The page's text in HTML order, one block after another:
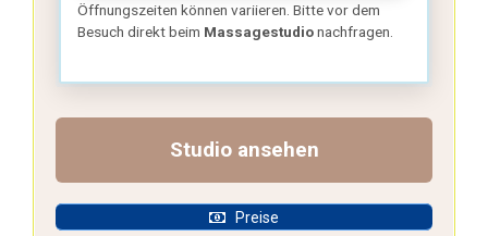
Öffnungszeiten können variieren. Bitte vor dem
Besuch direkt beim Massagestudionachfragen.
Thaimassage in Römerberg:
Studio ansehen
Preise